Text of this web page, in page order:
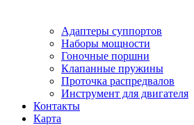
Адаптеры суппортов
Наборы мощности
Гоночные поршни
Клапанные пружины
Проточка распредвалов
Инструмент для двигателя
Контакты
Карта